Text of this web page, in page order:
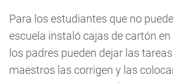
Para los estudiantes que no
escuela instaló cajas de cartón
los padres pueden dejar las
maestros las corrigen y las